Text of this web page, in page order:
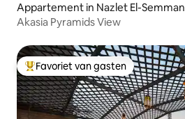
Appartement in Nazlet El-Semman
Akasia Pyramids View
Topfavoriet van gasten
Favoriet van gasten